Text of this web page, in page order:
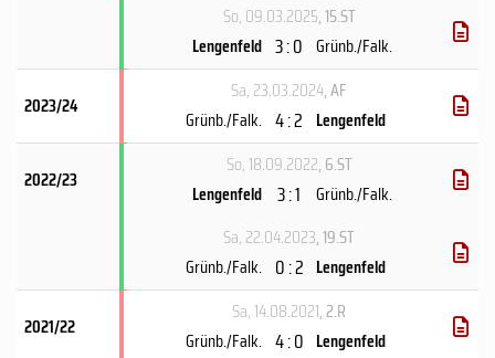
So, 09.03.2025, 15.ST
Lengenfeld 3 : 0 Grünb./Falk.
2023/24
Sa, 23.03.2024, AF
Grünb./Falk. 4 : 2 Lengenfeld
2022/23
So, 18.09.2022, 6.ST
Lengenfeld 3 : 1 Grünb./Falk.
Sa, 22.04.2023, 19.ST
Grünb./Falk. 0 : 2 Lengenfeld
2021/22
Sa, 14.08.2021, 2.R
Grünb./Falk. 4 : 0 Lengenfeld